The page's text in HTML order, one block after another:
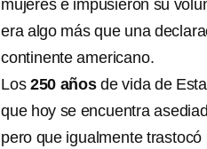
mujeres e impusieron su
era algo más que una
continente americano.
Los 250 añosde vida de
que hoy se encuentra
pero que igualmente